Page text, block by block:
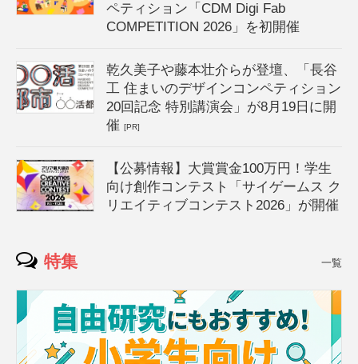
ペティション「CDM Digi Fab
COMPETITION 2026」を初開催
乾久美子や藤本壮介らが登壇、「長谷
工 住まいのデザインコンペティション
20回記念 特別講演会」が8月19日に開
催[PR]
【公募情報】大賞賞金100万円！学生
向け創作コンテスト「サイゲームス ク
リエイティブコンテスト2026」が開催
特集 一覧